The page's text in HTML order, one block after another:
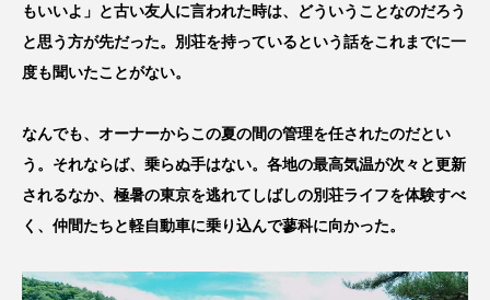
もいいよ」と古い友人に言われた時は、どういうことなのだろう
と思う方が先だった。別荘を持っているという話をこれまでに一
度も聞いたことがない。
なんでも、オーナーからこの夏の間の管理を任されたのだとい
う。それならば、乗らぬ手はない。各地の最高気温が次々と更新
されるなか、極暑の東京を逃れてしばしの別荘ライフを体験すべ
く、仲間たちと軽自動車に乗り込んで蓼科に向かった。